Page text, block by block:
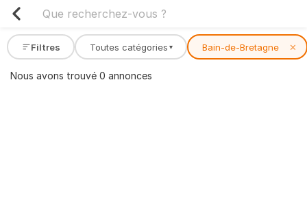
Filtres Toutes catégories ▾ Bain-de-Bretagne ✕
Nous avons trouvé 0 annonces